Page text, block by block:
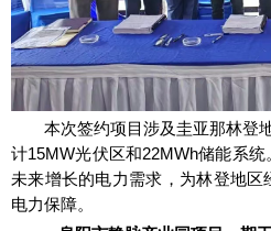
本次签约项目涉及圭亚那林登
计15MW光伏区和22MWh储能系
未来增长的电力需求，为林登地
电力保障。